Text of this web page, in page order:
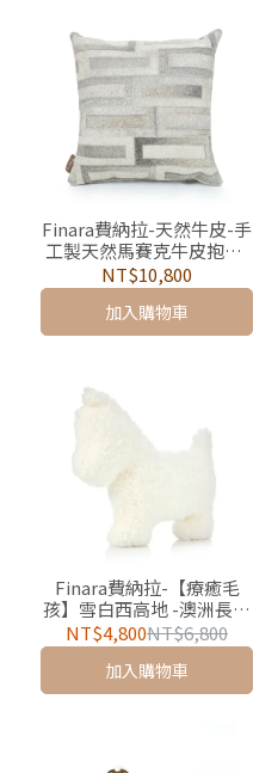
Finara費納拉-天然牛皮-手
工製天然馬賽克牛皮抱枕-
德倫尚境
NT$10,800
加入購物車
Finara費納拉-【療癒毛
孩】雪白西高地 -澳洲長羊
毛雙面立體抱枕 最後一組
絕版品
NT$4,800NT$6,800
加入購物車